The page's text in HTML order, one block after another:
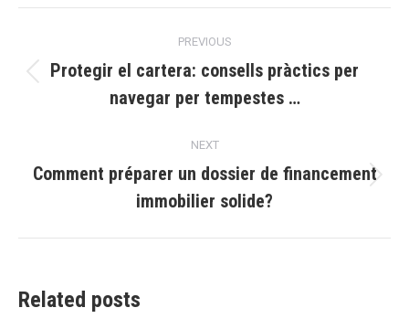
navigation
PREVIOUS
post:
Protegir el cartera: consells pràctics per
navegar per tempestes …
NEXT
post:
Comment préparer un dossier de financement
immobilier solide?
Related posts